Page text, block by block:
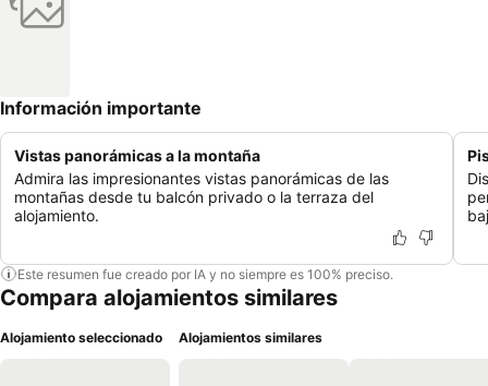
Información importante
Vistas panorámicas a la montaña
Admira las impresionantes vistas panorámicas de las
montañas desde tu balcón privado o la terraza del
alojamiento.
Este resumen fue creado por IA y no siempre es 100% preciso.
Compara alojamientos similares
Alojamiento seleccionado Alojamientos similares